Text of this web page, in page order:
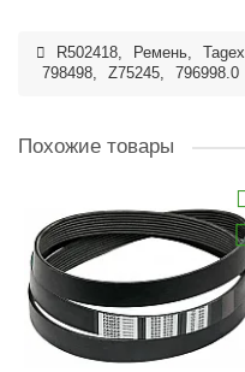
R502418, Ремень, Tagex
798498, Z75245, 796998.0
Похожие товары